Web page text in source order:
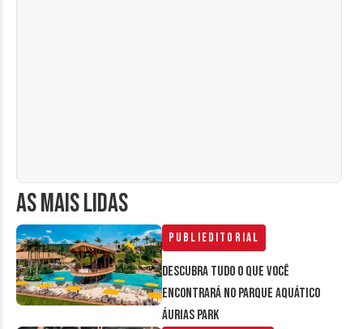
AS MAIS LIDAS
Publieditorial
Descubra tudo o que você
encontrará no parque aquático
Áurias Park